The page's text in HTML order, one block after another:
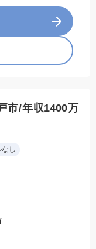
市/年収1400万
し